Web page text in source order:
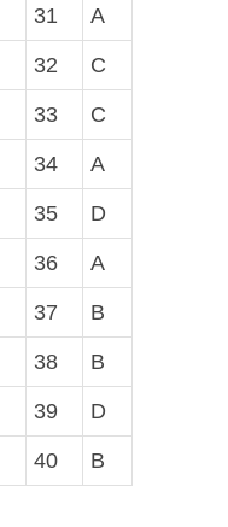
31 A
32 C
33 C
34 A
35 D
36 A
37 B
38 B
39 D
40 B